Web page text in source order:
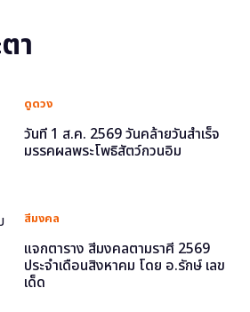
า
ดูดวง
วันที่ 1 ส.ค. 2569 วันคล้ายวันสำเร็จ
มรรคผลพระโพธิสัตว์กวนอิม
สีมงคล
แจกตาราง สีมงคลตามราศี 2569
ประจำเดือนสิงหาคม โดย อ.รักษ์ เลข
เด็ด